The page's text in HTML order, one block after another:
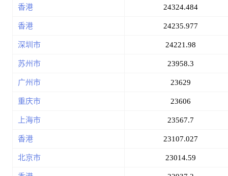
香港 24324.484
香港 24235.977
深圳市 24221.98
苏州市 23958.3
广州市 23629
重庆市 23606
上海市 23567.7
香港 23107.027
北京市 23014.59